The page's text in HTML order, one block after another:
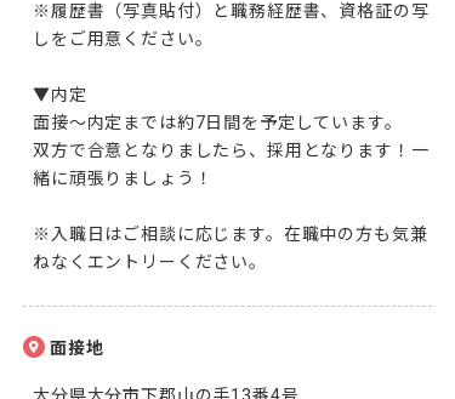
※履歴書（写真貼付）と職務経歴書、資格証の写
しをご用意ください。
▼内定
面接～内定までは約7日間を予定しています。
双方で合意となりましたら、採用となります！一
緒に頑張りましょう！
※入職日はご相談に応じます。在職中の方も気兼
ねなくエントリーください。
面接地